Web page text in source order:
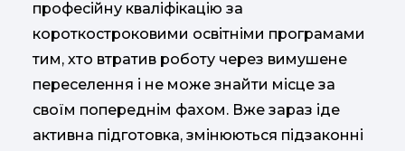
професійну кваліфікацію за
короткостроковими освітніми програмами
тим, хто втратив роботу через вимушене
переселення і не може знайти місце за
своїм попереднім фахом. Вже зараз іде
активна підготовка, змінюються підзаконні